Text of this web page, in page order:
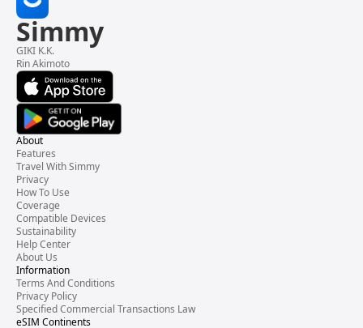
Simmy
GIKI K.K.
Rin Akimoto
About
Features
Travel With Simmy
Privacy
How To Use
Coverage
Compatible Devices
Sustainability
Help Center
About Us
Information
Terms And Conditions
Privacy Policy
Specified Commercial Transactions Law
eSIM Continents